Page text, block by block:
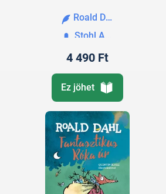
Roald Dahl
Stohl András
4 490 Ft
Ez jöhet